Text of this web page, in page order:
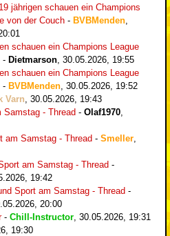
jährigen schauen ein Champions
von der Couch - BVBMenden
schauen ein Champions League
- Dietmarson 30.05.2026, 19:55
schauen ein Champions League
- BVBMenden 30.05.2026, 19:52
Varn 30.05.2026, 19:43
Samstag - Thread - Olaf1970
am Samstag - Thread - Smeller
am Samstag - Thread -
19:42
Sport am Samstag - Thread -
20:00
- Chill-Instructor 30.05.2026, 19:31
19:30